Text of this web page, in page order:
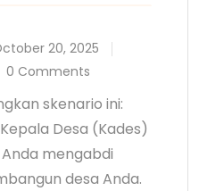
20, 2025
0 Comments
skenario ini:
Desa (Kades)
mengabdi
desa Anda.